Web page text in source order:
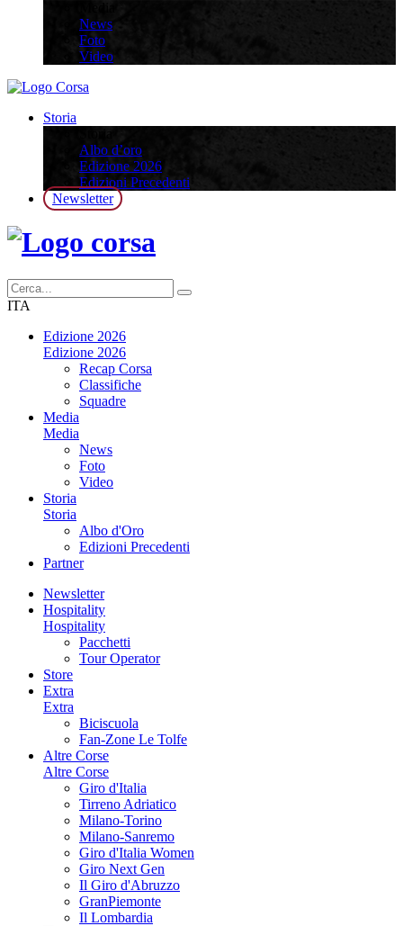
News
Foto
Video
Storia
Albo d’oro
Edizione 2026
Edizioni Precedenti
Newsletter
ITA
Edizione 2026
Edizione 2026
Recap Corsa
Classifiche
Squadre
Media
Media
News
Foto
Video
Storia
Storia
Albo d'Oro
Edizioni Precedenti
Partner
Newsletter
Hospitality
Hospitality
Pacchetti
Tour Operator
Store
Extra
Extra
Biciscuola
Fan-Zone Le Tolfe
Altre Corse
Altre Corse
Giro d'Italia
Tirreno Adriatico
Milano-Torino
Milano-Sanremo
Giro d'Italia Women
Giro Next Gen
Il Giro d'Abruzzo
GranPiemonte
Il Lombardia